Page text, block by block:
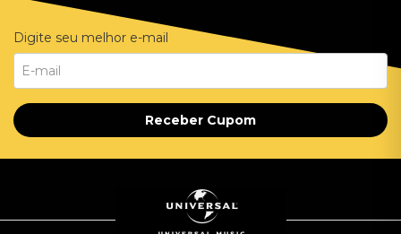
Digite seu melhor e-mail
Receber Cupom